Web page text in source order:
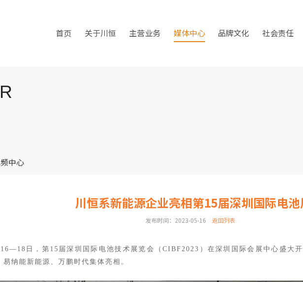
首页 关于川恒 主营业务 媒体中心 品牌文化 社会责任
中心
川恒系新能源企业亮相第15届深圳国际电
发布时间：2023-05-16 返回列表
日，第15届深圳国际电池技术展览会（CIBF2023）在深圳国际会展中心盛大
易纳能新能源、万鹏时代集体亮相。